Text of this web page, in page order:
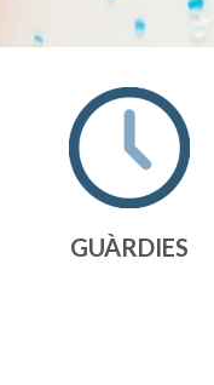
GUÀRDIES